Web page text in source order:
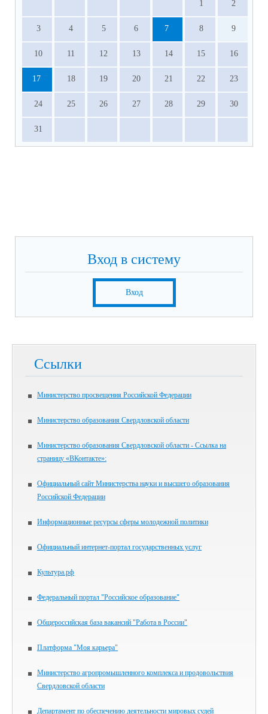
1 2
3 4 5 6 7 8 9
10 11 12 13 14 15 16
17 18 19 20 21 22 23
24 25 26 27 28 29 30
31
Вход в систему
Вход
Ссылки
Министерство просвещения Российской Федерации
Министерство образования Свердловской области
Министерство образования Свердловской области - Ссылка на
страницу «ВКонтакте»:
Официальный сайт Министерства науки и высшего образования
Российской Федерации
Информационные ресурсы сферы молодежной политики
Официальный интернет-портал государственных услуг
Культура.рф
Федеральный портал "Российское образование"
Общероссийская база вакансий "Работа в России"
Платформа "Моя карьера"
Министерство агропромышленного комплекса и продовольствия
Свердловской области
Департамент по обеспечению деятельности мировых судей